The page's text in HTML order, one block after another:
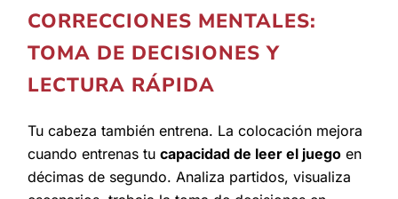
CORRECCIONES MENTALES:
TOMA DE DECISIONES Y
LECTURA RÁPIDA
Tu cabeza también entrena. La colocación mejora
cuando entrenas tucapacidad de leer el juego en
décimas de segundo. Analiza partidos, visualiza